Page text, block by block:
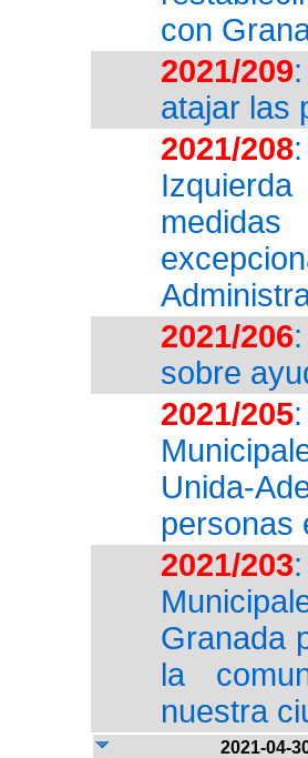
con
2021/209
atajar las
2021/208
2021/206
sobre
2021/205
Unida-
personas
2021/203
Granada
la
nuestra
2021-04-